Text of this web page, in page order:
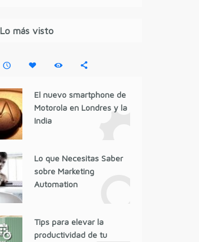
Lo más visto
El nuevo smartphone de
Motorola en Londres y la
India
Lo que Necesitas Saber
sobre Marketing
Automation
Tips para elevar la
productividad de tu